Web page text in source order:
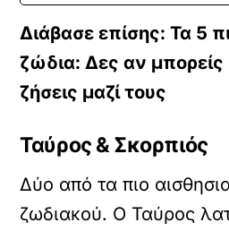
Διάβασε επίσης: Τα 5
ζώδια: Δες αν
ζήσεις μαζί τους
Ταύρος & Σκορπιός
Δύο από τα πιο
ζωδιακού. Ο Ταύρος